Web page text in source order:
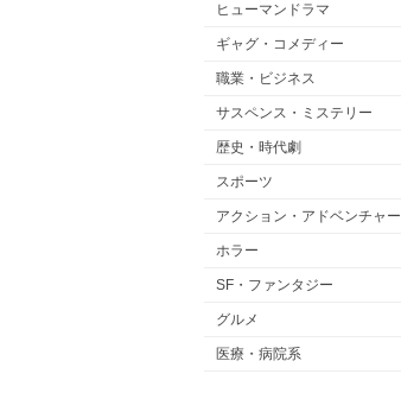
ヒューマンドラマ
ギャグ・コメディー
職業・ビジネス
サスペンス・ミステリー
歴史・時代劇
スポーツ
アクション・アドベンチャー
ホラー
SF・ファンタジー
グルメ
医療・病院系